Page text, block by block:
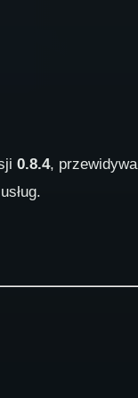
0.8.4,